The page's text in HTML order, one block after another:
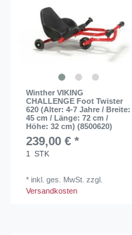
Winther VIKING
CHALLENGE Foot Twister
620 (Alter: 4-7 Jahre / Breite:
45 cm / Länge: 72 cm /
Höhe: 32 cm) (8500620)
239,00 € *
1 STK
*inkl. ges. MwSt. zzgl.
Versandkosten